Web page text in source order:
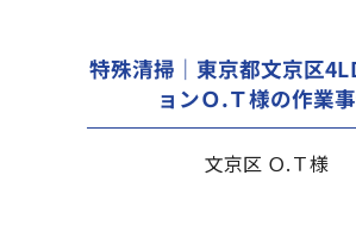
特殊清掃｜東京都文京区
ョンＯ.Ｔ様の作業
文京区 Ｏ.Ｔ様